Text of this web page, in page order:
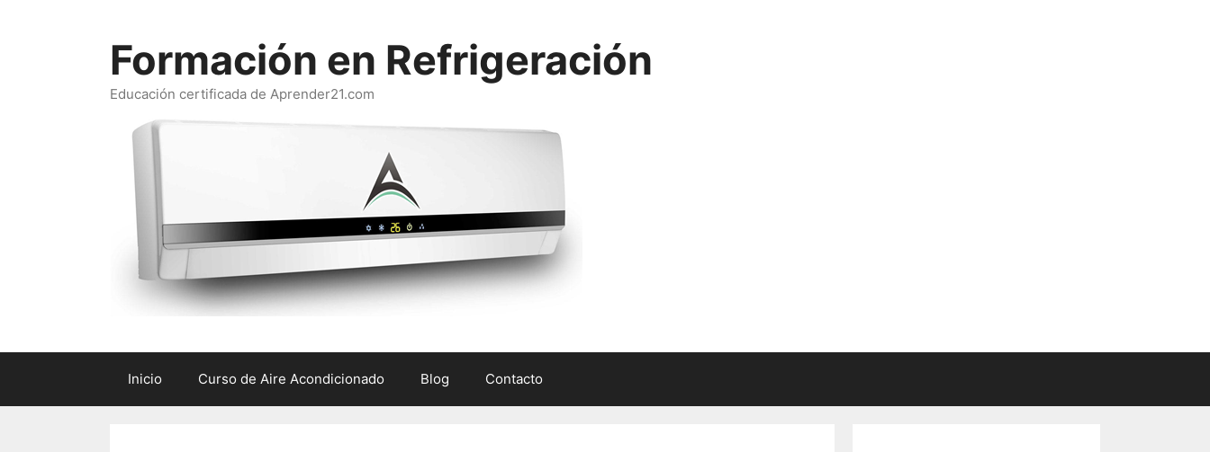
Formación en Refrigeración
Educación certificada de Aprender21.com
Inicio Curso de Aire Acondicionado Blog Contacto